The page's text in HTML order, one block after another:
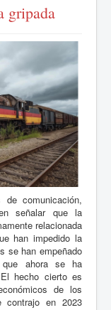
gripada
comunicación,
señalar que la
relacionada
han impedido la
se han empeñado
ahora se ha
hecho cierto es
de los
en 2023